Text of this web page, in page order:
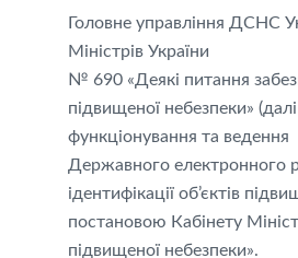
Головне управління ДСНС
Міністрів України
№ 690 «Деякі питання
підвищеної небезпеки»
функціонування та ведення
Державного електронного
ідентифікації об’єктів
постановою Кабінету
підвищеної небезпеки».